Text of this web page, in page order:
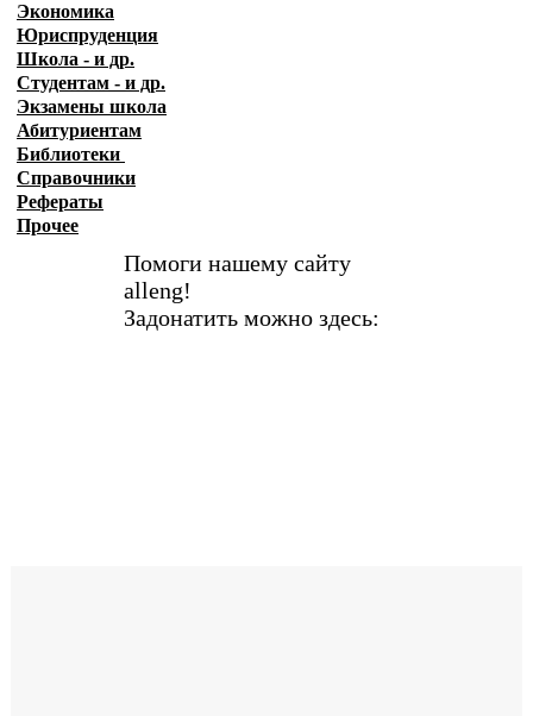
Экономика
Юриспруденция
Школа - и др.
Студентам - и др.
Экзамены школа
Абитуриентам
Библиотеки
Справочники
Рефераты
Прочее
Помоги нашему сайту
alleng!
Задонатить можно здесь: